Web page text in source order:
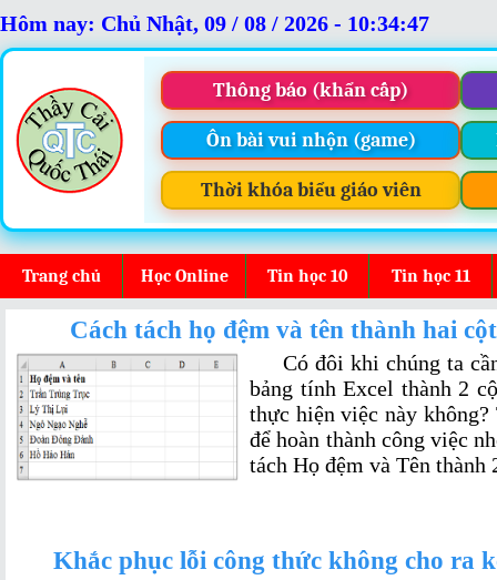
Hôm nay: Chủ Nhật, 09 / 08 / 2026 - 10:34:48
Thông báo (khẩn cấp)
Ôn bài vui nhộn (game)
Thời khóa biểu giáo viên
Trang chủ Học Online Tin học 10 Tin học 11
Cách tách họ đệm và tên thành hai
Có đôi khi chúng ta
bảng tính Excel thành 2
thực hiện việc này
để hoàn thành công việc
tách Họ đệm và Tên thành
Khắc phục lỗi công thức không cho ra